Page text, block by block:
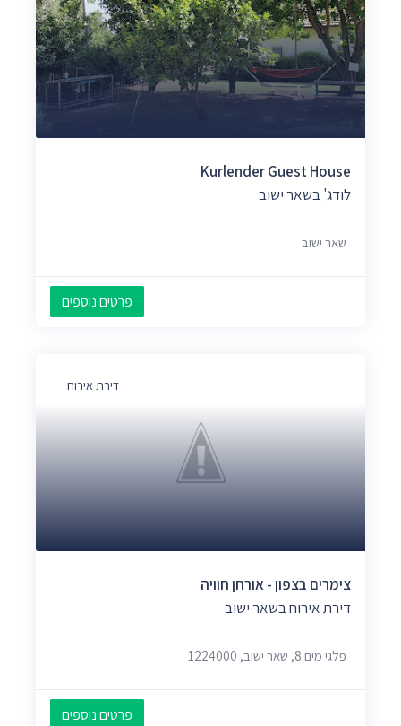
Kurlender Guest House
לודג' בשאר ישוב
שאר ישוב
פרטים נוספים
דירת אירוח
צימרים בצפון - אורחן חוויה
דירת אירוח בשאר ישוב
פלגי מים 8, שאר ישוב, 1224000
פרטים נוספים